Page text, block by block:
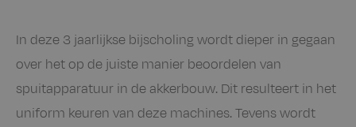
In deze 3 jaarlijkse bijscholing wordt dieper in gegaan
over het op de juiste manier beoordelen van
spuitapparatuur in de akkerbouw. Dit resulteert in het
uniform keuren van deze machines. Tevens wordt